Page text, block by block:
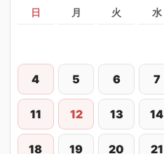
日 月 火 水
4 5 6 7
11 12 13 14
18 19 20 21